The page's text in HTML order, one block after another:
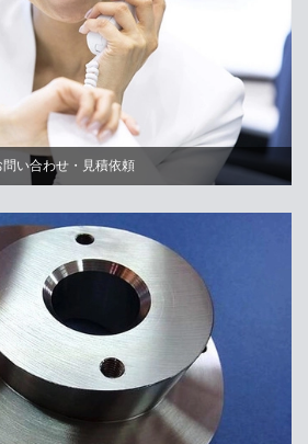
問い合わせ・見積依頼